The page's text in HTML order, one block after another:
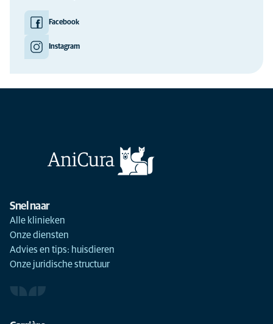
Facebook
Instagram
Snel naar
Alle klinieken
Onze diensten
Advies en tips: huisdieren
Onze juridische structuur